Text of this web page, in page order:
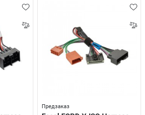
Предзаказ